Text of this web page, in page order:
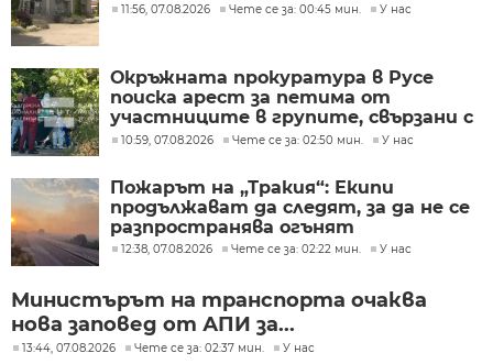
11:56, 07.08.2026 Чете се за: 00:45 мин. У нас
Окръжната прокуратура в Русе
поиска арест за петима от
участниците в групите, свързани с
разбитата лаборатория за
10:59, 07.08.2026 Чете се за: 02:50 мин. У нас
Пожарът на „Тракия“: Екипи
продължават да следят, за да не се
разпространява огънят
12:38, 07.08.2026 Чете се за: 02:22 мин. У нас
Министърът на транспорта очаква
нова заповед от АПИ за...
13:44, 07.08.2026 Чете се за: 02:37 мин. У нас